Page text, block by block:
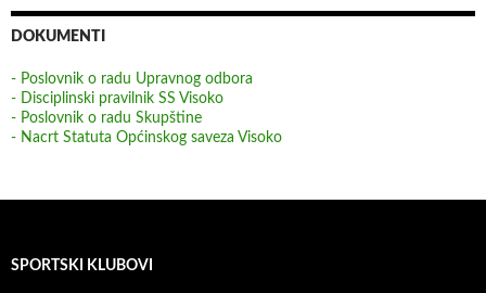
DOKUMENTI
- Poslovnik o radu Upravnog odbora
- Disciplinski pravilnik SS Visoko
- Poslovnik o radu Skupštine
- Nacrt Statuta Općinskog saveza Visoko
SPORTSKI KLUBOVI